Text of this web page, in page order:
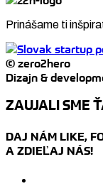
Prinášame ti
© zero2hero
Dizajn &
ZAUJALI SME
DAJ NÁM LIKE,
A ZDIEĽAJ NÁS!